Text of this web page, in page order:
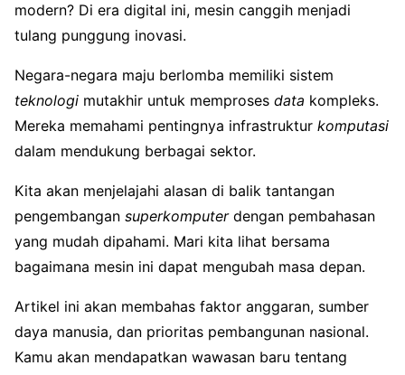
modern? Di era digital ini, mesin canggih menjadi
tulang punggung inovasi.
Negara-negara maju berlomba memiliki sistem
teknologi mutakhir untuk memproses data kompleks.
Mereka memahami pentingnya infrastruktur komputasi
dalam mendukung berbagai sektor.
Kita akan menjelajahi alasan di balik tantangan
pengembangan superkomputerdengan pembahasan
yang mudah dipahami. Mari kita lihat bersama
bagaimana mesin ini dapat mengubah masa depan.
Artikel ini akan membahas faktor anggaran, sumber
daya manusia, dan prioritas pembangunan nasional.
Kamu akan mendapatkan wawasan baru tentang